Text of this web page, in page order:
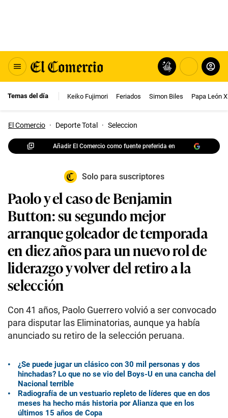
Temas del día Keiko Fujimori Feriados Simon Biles Papa León
El Comercio · Deporte Total · Seleccion
Añadir El Comercio como fuente preferida en
Solo para suscriptores
Paolo y el caso de Benjamin
Button: su segundo mejor
arranque goleador de temporada
en diez años para un nuevo rol de
liderazgo y volver del retiro a la
selección
Con 41 años, Paolo Guerrero volvió a ser convocado
para disputar las Eliminatorias, aunque ya había
anunciado su retiro de la selección peruana.
¿Se puede jugar un clásico con 30 mil personas y dos
hinchadas? Lo que no se vio del Boys-U en una cancha del
Nacional terrible
Radiografía de un vestuario repleto de líderes que en dos
meses ha hecho más historia por Alianza que en los
últimos 15 años de Copa